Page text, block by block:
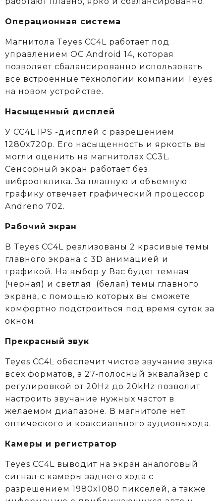
Операционная система
Магнитола Teyes CC4L работает под
управлением ОС Android 14, которая
позволяет сбалансированно использовать
все встроенные технологии компании Teyes
на новом устройстве.
Насыщенный дисплей
У CC4L IPS -дисплей с разрешением
1280х720р. Его насыщенность и яркость вы
могли оценить на магнитолах CC3L.
Сенсорный экран работает без
виброотклика. За плавную и объемную
графику отвечает графический процессор
Andreno 702.
Рабочий экран
В Teyes СС4L реализованы 2 красивые темы
главного экрана с 3D анимацией и
графикой. На выбор у Вас будет темная
(черная) и светлая (белая) темы главного
экрана, с помощью которых вы сможете
комфортно подстроиться под время суток за
окном.
Прекрасный звук
Teyes CC4L обеспечит чистое звучание звука
всех форматов, а 27-полосный эквалайзер с
регулировкой от 20Hz до 20kHz позволит
настроить звучание нужных частот в
желаемом диапазоне. В магнитоле нет
оптического и коаксиального аудиовыхода.
Камеры и регистратор
Teyes CC4L выводит на экран аналоговый
сигнал с камеры заднего хода с
разрешением 1980x1080 пикселей, а также